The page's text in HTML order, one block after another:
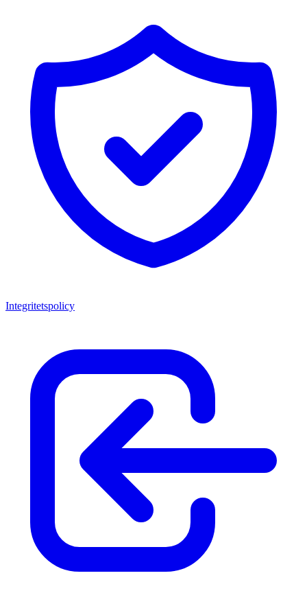
Integritetspolicy